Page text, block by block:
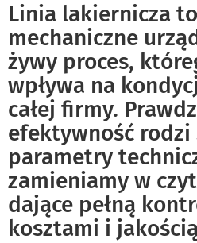
Linia lakiernicza
mechaniczne
żywy proces,
wpływa na
całej firmy.
efektywność rodzi
parametry
zamieniamy w
dające pełną
kosztami i